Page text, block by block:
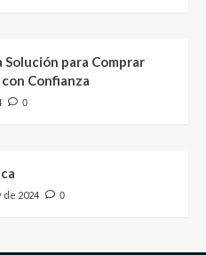
Solución para Comprar
Confianza
0
de 2024 0